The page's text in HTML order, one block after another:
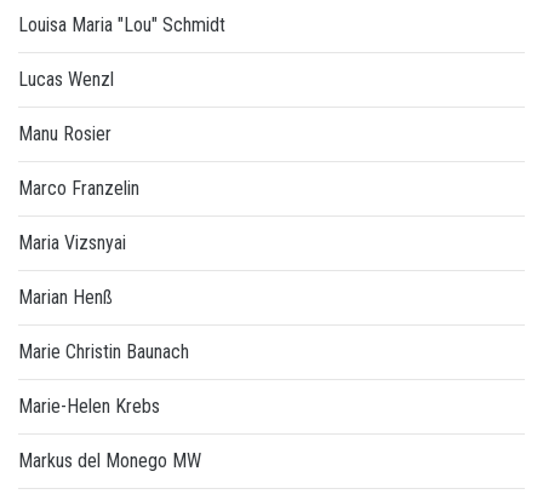
Louisa Maria "Lou" Schmidt
Lucas Wenzl
Manu Rosier
Marco Franzelin
Maria Vizsnyai
Marian Henß
Marie Christin Baunach
Marie-Helen Krebs
Markus del Monego MW